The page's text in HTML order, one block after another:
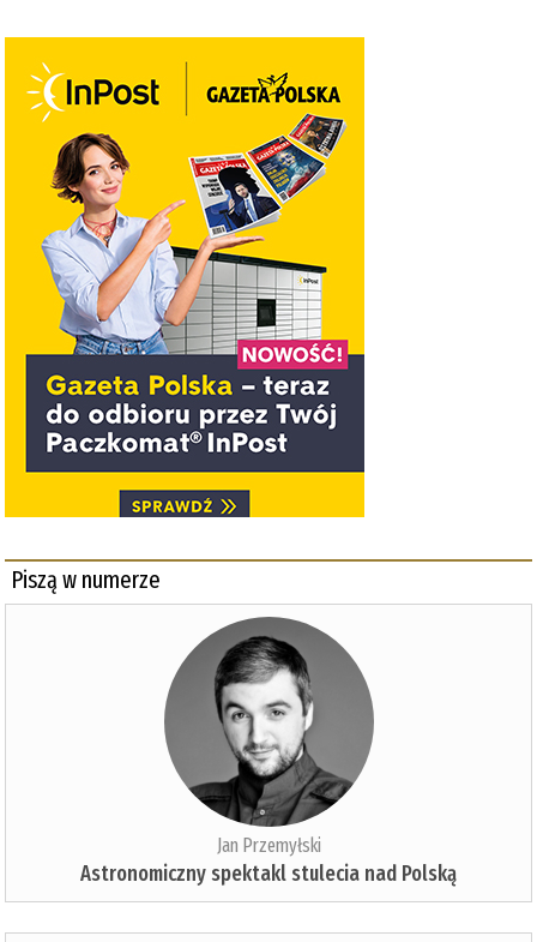
Piszą w numerze
Jan Przemyłski
Astronomiczny spektakl stulecia nad Polską